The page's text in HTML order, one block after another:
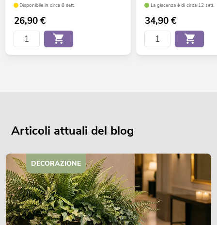
Disponibile in circa 8 sett.
26,90€
La giacenza è di circa 12 sett.
34,90€
Articoli attuali del blog
DECORAZIONE